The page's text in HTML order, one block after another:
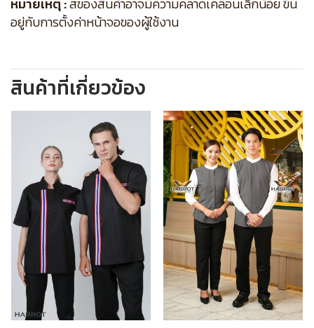
หมายเหตุ :สีของสินค้าอาจมีความคลาดเคลื่อนเล็กน้อย ขึ้น
อยู่กับการตั้งค่าหน้าจอของผู้ใช้งาน
สินค้าที่เกี่ยวข้อง